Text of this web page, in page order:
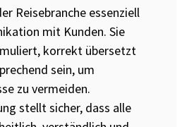
Reisebranche essenziell
mit Kunden. Sie
korrekt übersetzt
sein, um
zu vermeiden.
stellt sicher, dass alle